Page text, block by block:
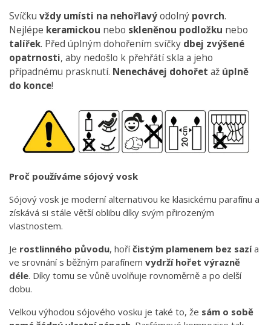
Svíčku vždy umísti na nehořlavýodolný povrch.
Nejlépe keramickou nebo skleněnou podložku nebo
talířek. Před úplným dohořením svíčky dbej zvýšené
opatrnosti, aby nedošlo k přehřátí skla a jeho
případnému prasknutí. Nenechávej dohořet až úplně
do konce!
Proč používáme sójový vosk
Sójový vosk je moderní alternativou ke klasickému parafínu a
získává si stále větší oblibu díky svým přirozeným
vlastnostem.
Je rostlinného původu, hoříčistým plamenem bez sazía
ve srovnání s běžným parafínem vydrží hořet výrazně
déle. Díky tomu se vůně uvolňuje rovnoměrně a po delší
dobu.
Velkou výhodou sójového vosku je také to, že sám o sobě